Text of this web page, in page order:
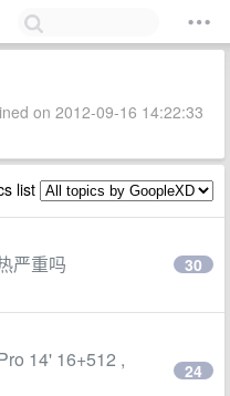
on 2012-09-16 14:22:33
list
严重吗 30
14' 16+512 ,
24